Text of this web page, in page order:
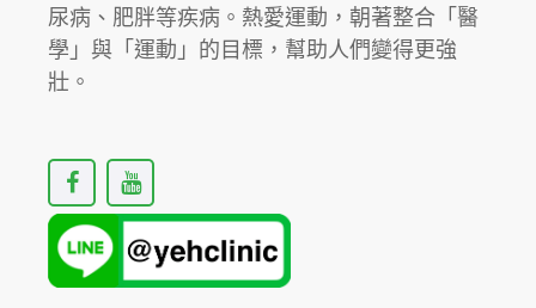
尿病、肥胖等疾病。熱愛運動，朝著整合「醫
學」與「運動」的目標，幫助人們變得更強
壯。
F
a
c
e
b
o
Y
o
u
t
u
b